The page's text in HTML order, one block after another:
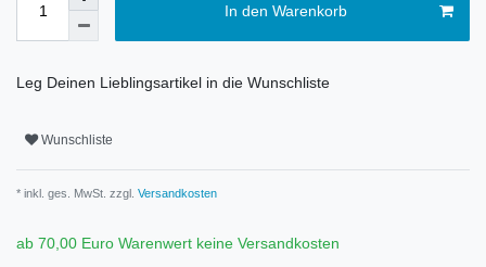
In den Warenkorb
Leg Deinen Lieblingsartikel in die Wunschliste
Wunschliste
* inkl. ges. MwSt. zzgl. Versandkosten
ab 70,00 Euro Warenwert keine Versandkosten